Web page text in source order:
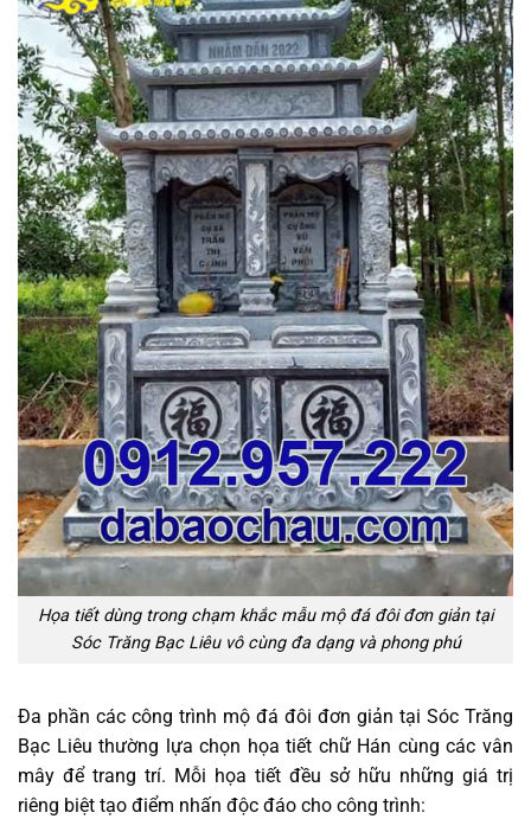
Họa tiết dùng trong chạm khắc mẫu mộ đá đôi đơn giản tại
Sóc Trăng Bạc Liêu vô cùng đa dạng và phong phú
Đa phần các công trình mộ đá đôi đơn giản tại Sóc Trăng
Bạc Liêu thường lựa chọn họa tiết chữ Hán cùng các vân
mây để trang trí. Mỗi họa tiết đều sở hữu những giá trị
riêng biệt tạo điểm nhấn độc đáo cho công trình: